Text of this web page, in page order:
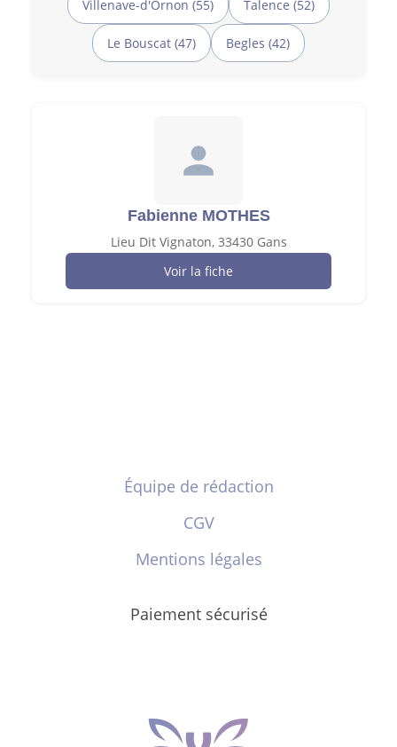
Villenave-d'Ornon (55) Talence (52)
Le Bouscat (47) Begles (42)
Fabienne MOTHES
Lieu Dit Vignaton, 33430 Gans
Voir la fiche
Équipe de rédaction
CGV
Mentions légales
Paiement sécurisé